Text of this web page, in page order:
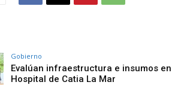
Gobierno
Evalúan infraestructura e insumos en
Hospital de Catia La Mar